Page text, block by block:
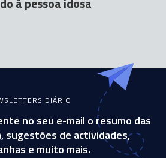
DIÁRIO
no seu e-mail o resumo das
sugestões de actividades,
e muito mais.